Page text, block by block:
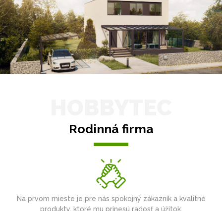
Rodinná firma
Na prvom mieste je pre nás spokojný zákazník a kvalitné
produkty, ktoré mu prinesú radosť a úžitok.